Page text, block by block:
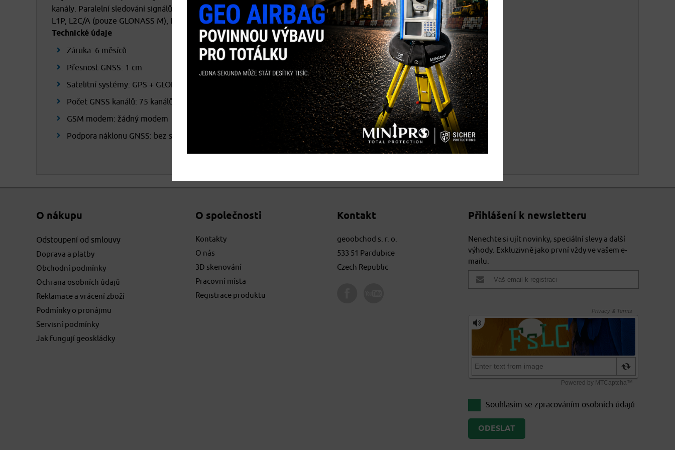
kanály. Paralelní sledování signálů: – GPS: L1C/A, L2E(Trimble technologie sledování L2P) – GLONASS1 : L1C/A,
L1P, L2C/A (pouze GLONASS M), L2P – SBAS: L1C/A
Technické údaje
Záruka: 6 měsíců
Přesnost GNSS: 1 cm
Satelitní systémy: GPS + GLONASS
Počet GNSS kanálů: 75 kanálů
GSM modem: žádný modem
Podpora náklonu GNSS: bez senzoru náklonu
O nákupu
Odstoupení od smlouvy
Doprava a platby
Obchodní podmínky
Ochrana osobních údajů
Reklamace a vrácení zboží
Podmínky o pronájmu
Servisní podmínky
Jak fungují geoskládky
O společnosti
Kontakty
O nás
3D skenování
Pracovní místa
Registrace produktu
Kontakt
geoobchod s. r. o.
533 51 Pardubice
Czech Republic
Přihlášení k newsletteru
Nenechte si ujít novinky, speciální slevy a další
výhody. Exkluzivně jako první vždy ve vašem e-
mailu.
Souhlasím se zpracováním osobních údajů